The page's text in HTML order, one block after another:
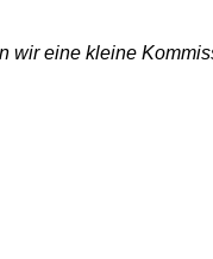
wir eine kleine